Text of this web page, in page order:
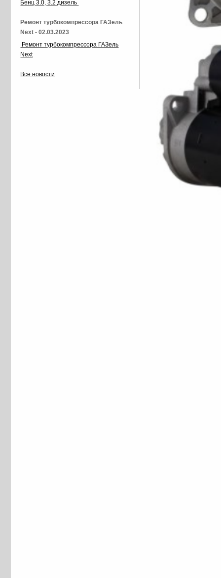
Бенц 3.0, 3.2 дизель
Ремонт турбокомпрессора ГАЗель
Next - 02.03.2023
Ремонт турбокомпрессора ГАЗель
Next
Все новости